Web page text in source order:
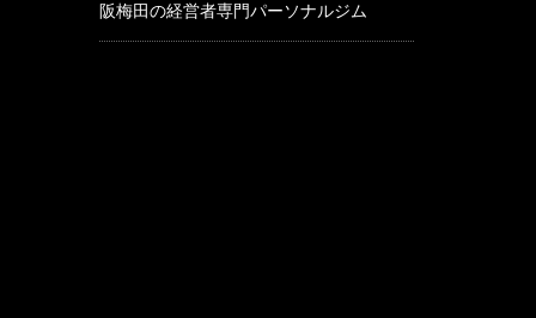
阪梅田の経営者専門パーソナルジム